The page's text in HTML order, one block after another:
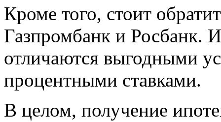
Кроме того, стоит
Газпромбанк и Росбанк.
отличаются выгодными
процентными ставками.
В целом, получение